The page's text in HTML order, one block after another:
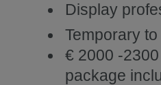
Display
Temporary
€ 2000 -
package